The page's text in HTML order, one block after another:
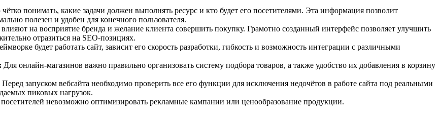
понимать, какие задачи должен выполнять ресурс и кто будет его посетителями. Эта информация позволит
полезен и удобен для конечного пользователя.
на восприятие бренда и желание клиента совершить покупку. Грамотно созданный интерфейс позволяет улучшить
отразиться на SEO-позициях.
будет работать сайт, зависит его скорость разработки, гибкость и возможность интеграции с различными
Для онлайн-магазинов важно правильно организовать систему подбора товаров, а также удобство их добавления в корзину
Перед запуском вебсайта необходимо проверить все его функции для исключения недочётов в работе сайта под реальными
пиковых нагрузок.
невозможно оптимизировать рекламные кампании или ценообразование продукции.